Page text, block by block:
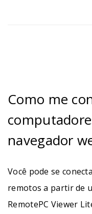
Como me
navegador
Você pode se
remotos a partir de
RemotePC Viewer